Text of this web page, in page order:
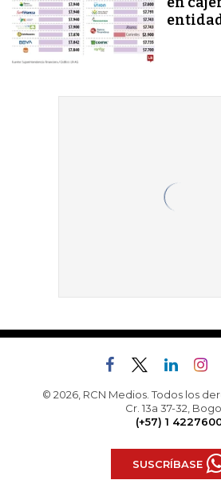
© 2026, RCN Medios. Todos los
Cr. 13a 37-32,
(+57) 1
SUSCRÍBASE